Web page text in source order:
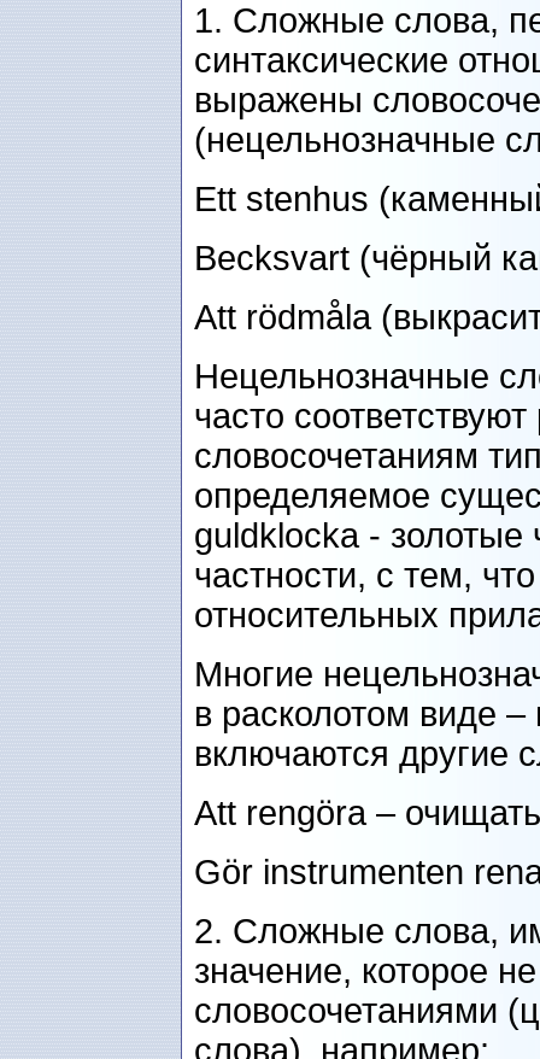
1. Сложные слова,
синтаксические
выражены
(нецельнозначные
Ett stenhus
Becksvart (чёрный
Att rödmåla
Нецельнозначные
часто
словосочетаниям
определяемое
guldklocka - золотые
частности, с тем,
относительных
Многие
в расколотом виде
включаются другие
Att rengöra – очищать
Gör instrumenten
2. Сложные слова,
значение, которое
словосочетаниями
слова), например: